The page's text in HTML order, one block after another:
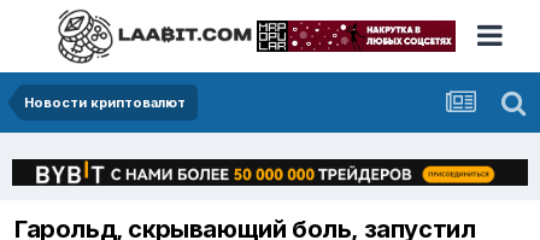
Новости криптовалют
Гарольд, скрывающий боль, запустил